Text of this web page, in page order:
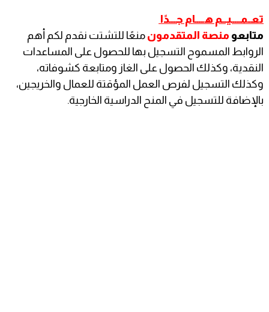
تعــمـــــيـــم هـــــام جــــدًا
متابعو منصة المتقدمون منعًا للتشتت نقدم لكم أهم
الروابط المسموح التسجيل بها للحصول على المساعدات
النقدية، وكذلك الحصول على الغاز ومتابعة كشوفاته،
وكذلك التسجيل لفرص العمل المؤقتة للعمال والخريجين،
بالإضافة للتسجيل في المنح الدراسية الخارجية.